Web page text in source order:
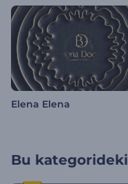
Elena Elena
Bu kategorideki